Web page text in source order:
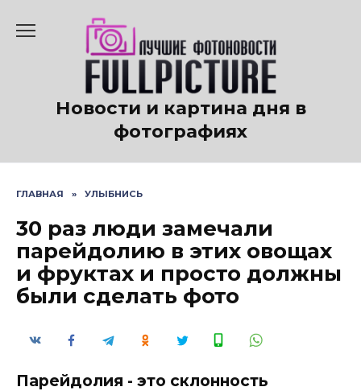
содержанию
Новости и картина дня в
фотографиях
ГЛАВНАЯ » УЛЫБНИСЬ
30 раз люди замечали
парейдолию в этих овощах
и фруктах и ​​просто должны
были сделать фото
Парейдолия - это склонность